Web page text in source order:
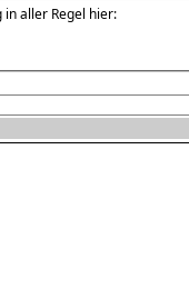
in aller Regel hier: